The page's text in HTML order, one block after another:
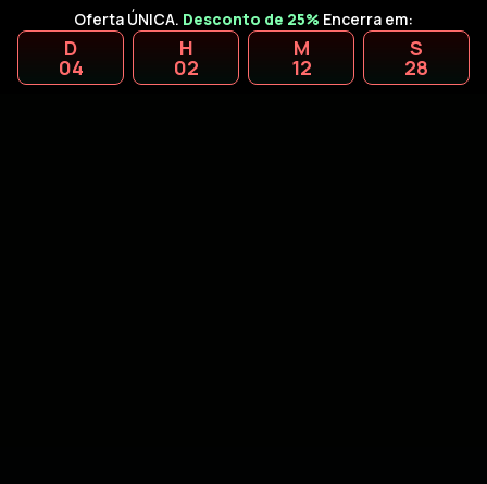
Oferta ÚNICA. Desconto de 25% Encerra em:
D
04
H
02
M
12
S
27